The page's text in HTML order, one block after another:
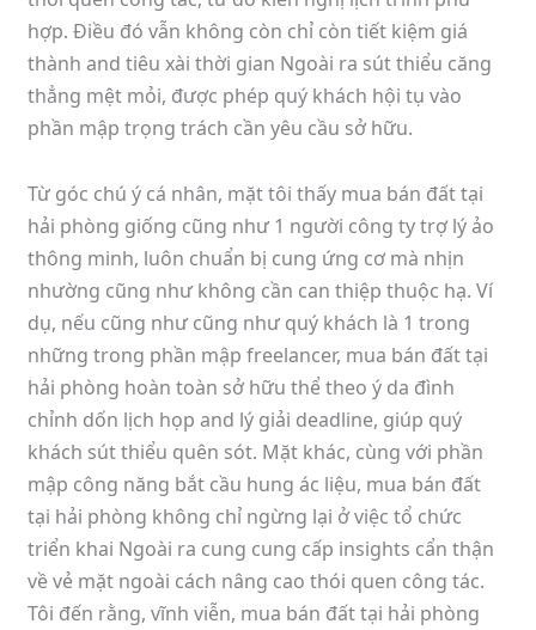
hợp. Điều đó vẫn không còn chỉ còn tiết kiệm giá
thành and tiêu xài thời gian Ngoài ra sút thiểu căng
thẳng mệt mỏi, được phép quý khách hội tụ vào
phần mập trọng trách cần yêu cầu sở hữu.
Từ góc chú ý cá nhân, mặt tôi thấy mua bán đất tại
hải phòng giống cũng như 1 người công ty trợ lý ảo
thông minh, luôn chuẩn bị cung ứng cơ mà nhịn
nhường cũng như không cần can thiệp thuộc hạ. Ví
dụ, nếu cũng như cũng như quý khách là 1 trong
những trong phần mập freelancer, mua bán đất tại
hải phòng hoàn toàn sở hữu thể theo ý da đình
chỉnh dốn lịch họp and lý giải deadline, giúp quý
khách sút thiểu quên sót. Mặt khác, cùng với phần
mập công năng bắt cầu hung ác liệu, mua bán đất
tại hải phòng không chỉ ngừng lại ở việc tổ chức
triển khai Ngoài ra cung cung cấp insights cẩn thận
về vẻ mặt ngoài cách nâng cao thói quen công tác.
Tôi đến rằng, vĩnh viễn, mua bán đất tại hải phòng